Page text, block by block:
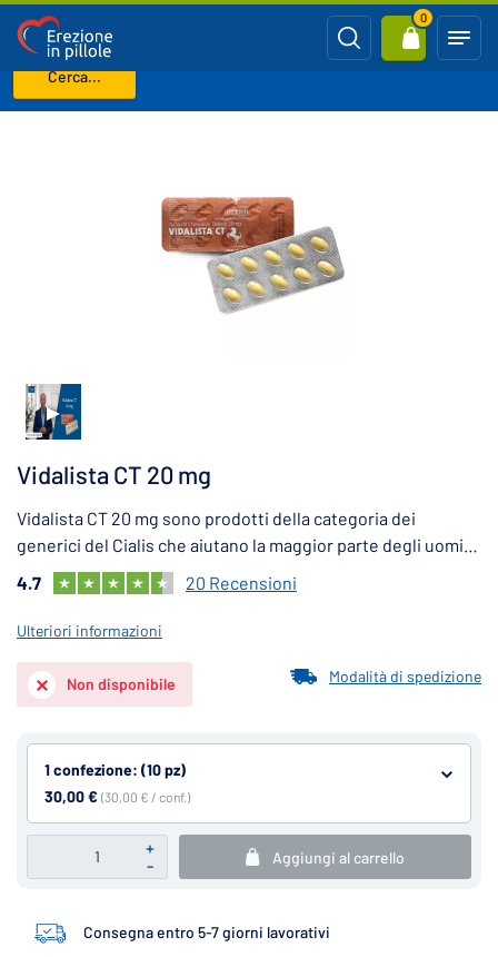
Cerca...
0
Benvenuto CIALIS generico (Tadalafil)
Vidalista CT 20 mg
Vidalista CT 20 mg sono prodotti della categoria dei
generici del Cialis che aiutano la maggior parte degli uomini
ad affrontare la disfunzione erettile. Grazie all'effetto
prolungato (fino a 36 ore), i prodotti con tadalafil sono
comunemente conosciuti come "la pillola del weekend".
4.7 20 Recensioni
Ulteriori informazioni
Non disponibile Modalità di spedizione
1 confezione: (10 pz)
30,00 € (30,00 € / conf.)
+
-
Aggiungi al carrello
Consegna entro 5-7 giorni lavorativi